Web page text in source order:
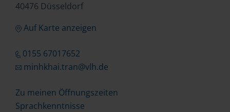
40476 Düsseldorf
Auf Karte anzeigen
0155 67017652
minhkhai.tran@vlh.de
Zu meinen Öffnungszeiten
Sprachkenntnisse